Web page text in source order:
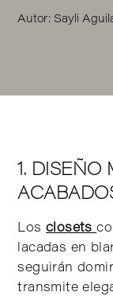
Autor: Sayli
1. DISEÑO
Losclosets
lacadas en
seguirán
transmite